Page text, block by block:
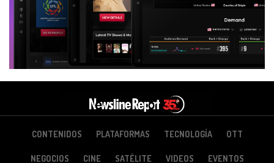
CONTENIDOS PLATAFORMAS TECNOLOGÍA OTT
NEGOCIOS CINE SATÉLITE VIDEOS EVENTOS